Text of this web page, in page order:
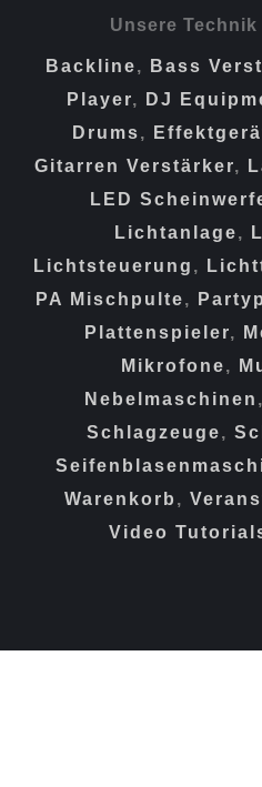
Unsere
Backline, Bass
Player, DJ
Drums,
Gitarren Verstärker,
LED
Lichtanlage,
Lichtsteuerung ,
PA Mischpulte,
Plattenspieler,
Mikrofone,
Nebelmaschinen ,
Schlagzeuge,
Warenkorb ,
Video